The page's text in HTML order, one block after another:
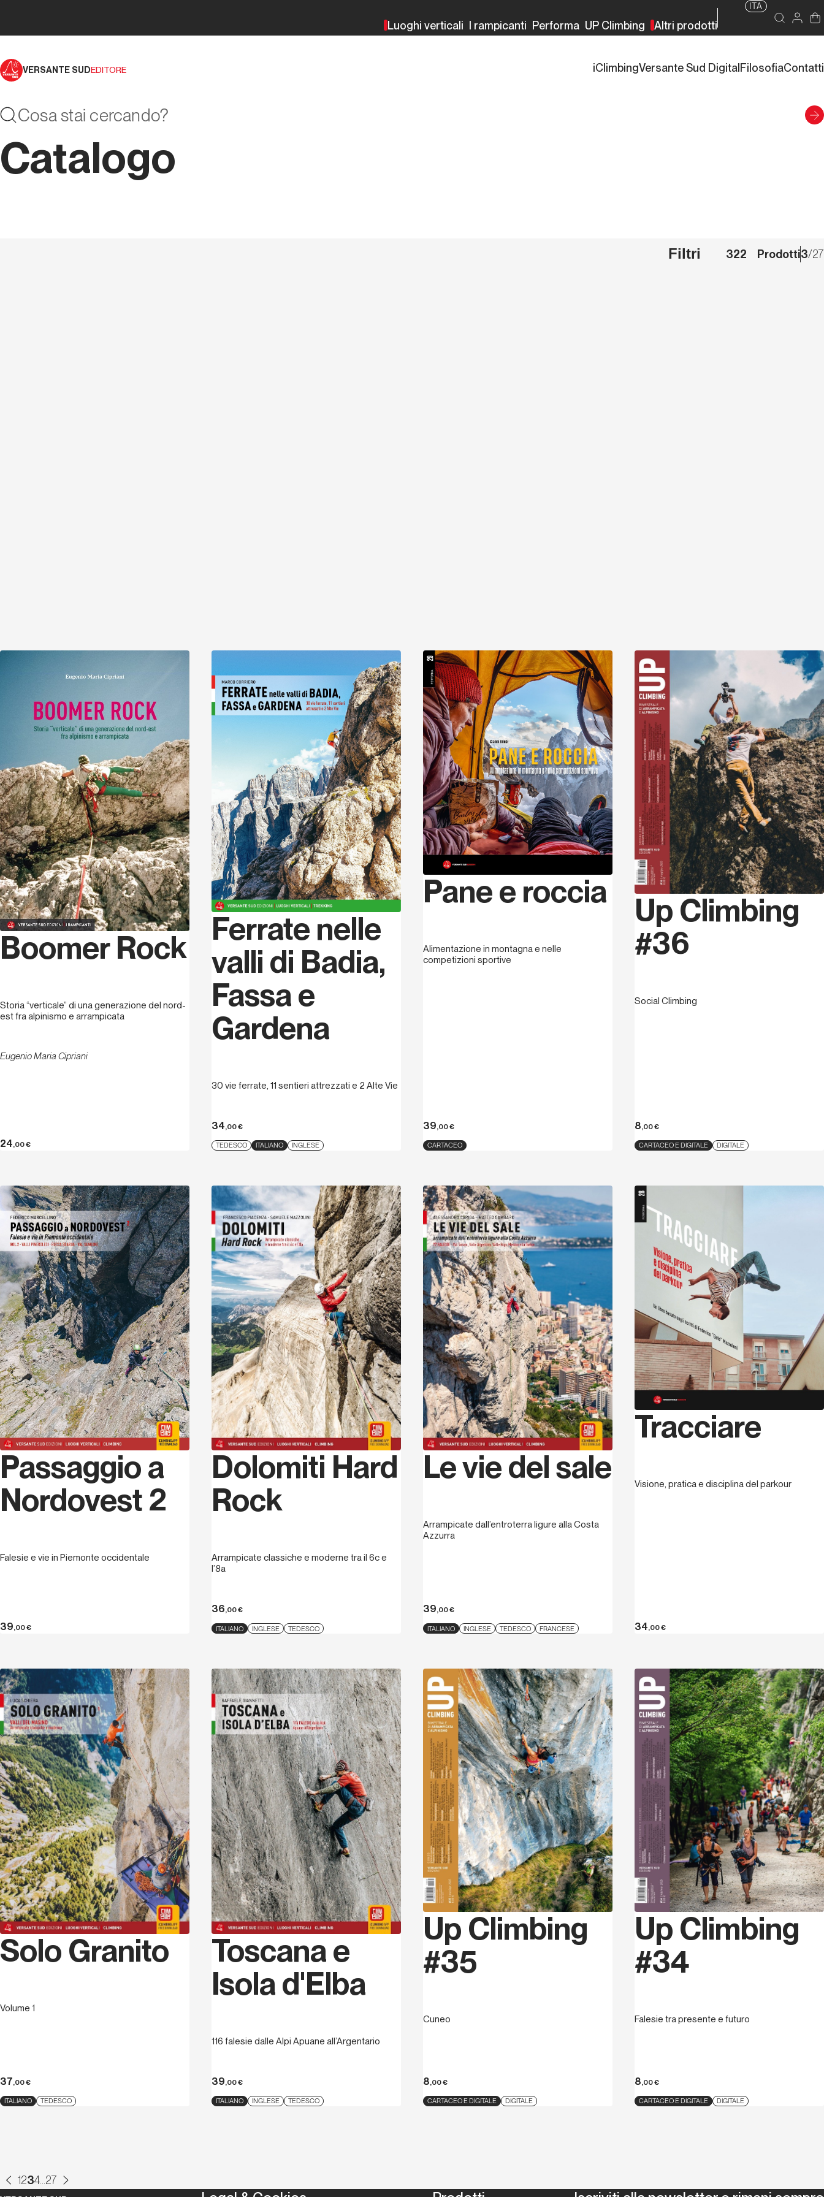
Luoghi verticali I rampicanti Performa UP Climbing Altri prodotti
ITA
VERSANTE SUDEDITORE iClimbingVersante Sud Digital FilosofiaContatti
Catalogo
Filtri 322 Prodotti3/27
Boomer Rock
Storia “verticale” di una generazione del nord-
est fra alpinismo e arrampicata
Eugenio Maria Cipriani
24,00€
Scopri
Ferrate nelle
valli di Badia,
Fassa e
Gardena
30 vie ferrate, 11 sentieri attrezzati e 2 Alte Vie
34,00€
TEDESCO ITALIANO INGLESE
Scopri
Pane e roccia
Alimentazione in montagna e nelle
competizioni sportive
39,00€
CARTACEO
Scopri
Up Climbing
#36
Social Climbing
8,00€
CARTACEO E DIGITALE DIGITALE
Scopri
Passaggio a
Nordovest 2
Falesie e vie in Piemonte occidentale
39,00€
Scopri
Dolomiti Hard
Rock
Arrampicate classiche e moderne tra il 6c e
l’8a
36,00€
ITALIANO INGLESE TEDESCO
Scopri
Le vie del sale
Arrampicate dall’entroterra ligure alla Costa
Azzurra
39,00€
ITALIANO INGLESE TEDESCO FRANCESE
Tracciare
Visione, pratica e disciplina del parkour
34,00€
Scopri
Solo Granito
Volume 1
37,00€
ITALIANO TEDESCO
Scopri
Toscana e
Isola d'Elba
116 falesie dalle Alpi Apuane all’Argentario
39,00€
ITALIANO INGLESE TEDESCO
Scopri
Up Climbing
#35
Cuneo
8,00€
CARTACEO E DIGITALE DIGITALE
Scopri
Up Climbing
#34
Falesie tra presente e futuro
8,00€
CARTACEO E DIGITALE DIGITALE
1234 27